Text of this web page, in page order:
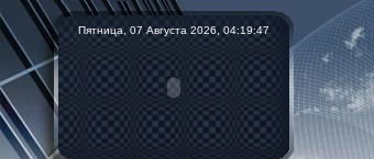
Пятница, 07 Августа 2026, 04:19:48